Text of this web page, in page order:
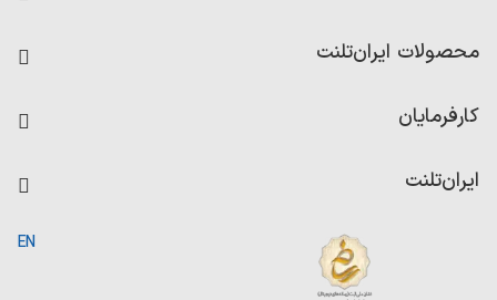
رزومه ساز
امتیاز شرکت‌ها
محصولات ایران‌تلنت
کاردیکس
کارفرمایان
ایران‌تلنت
EN